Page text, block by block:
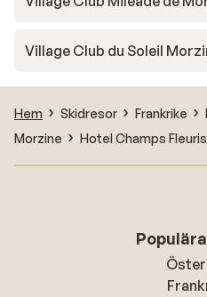
Village Club du Soleil
Hem Skidresor Frankrike
Morzine
Hotel Champs Fleuris